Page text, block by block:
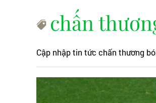
chấn
Cập nhập tin tức chấn thương